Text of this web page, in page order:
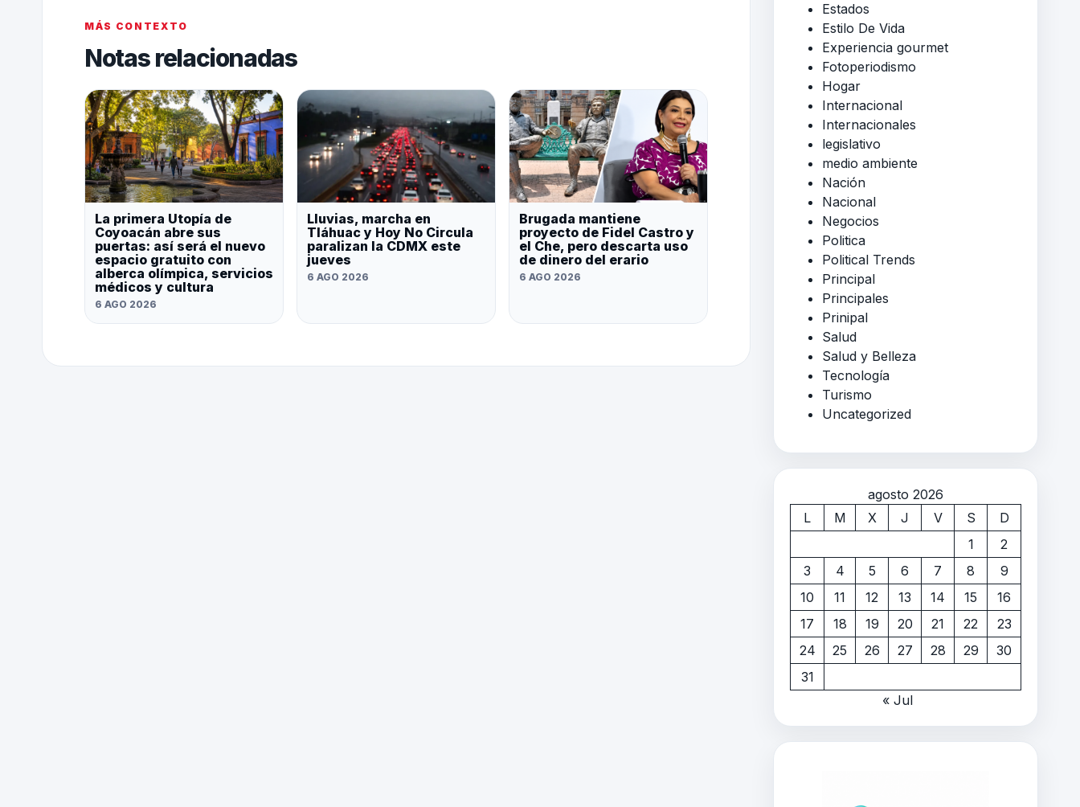
MÁS CONTEXTO
Notas relacionadas
La primera Utopía de
Coyoacán abre sus
puertas: así será el nuevo
espacio gratuito con
alberca olímpica, servicios
médicos y cultura
6 AGO 2026
Lluvias, marcha en
Tláhuac y Hoy No Circula
paralizan la CDMX este
jueves
6 AGO 2026
Brugada mantiene
proyecto de Fidel Castro y
el Che, pero descarta uso
de dinero del erario
6 AGO 2026
Estados
Estilo De Vida
Experiencia gourmet
Fotoperiodismo
Hogar
Internacional
Internacionales
legislativo
medio ambiente
Nación
Nacional
Negocios
Politica
Political Trends
Principal
Principales
Prinipal
Salud
Salud y Belleza
Tecnología
Turismo
Uncategorized
agosto 2026
L
M X J V S
D
1
2
3
4 5 6 7 8
9
10
11 12 13 14 15
16
17
18 19 20 21 22
23
24
25 26 27 28 29
30
31
« Jul